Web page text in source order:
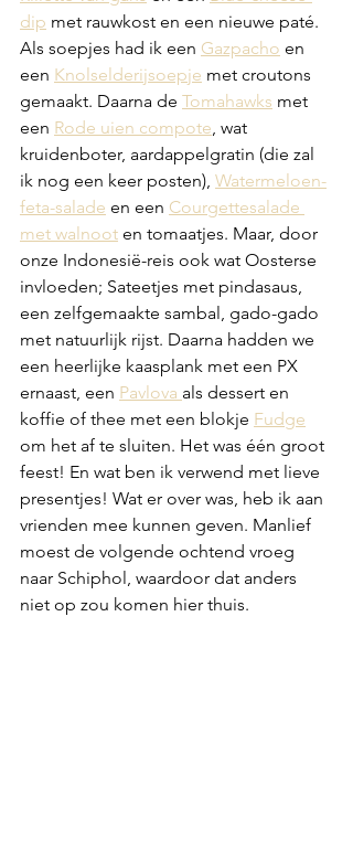
dip met rauwkost en een nieuwe paté.
Als soepjes had ik een Gazpacho en
een Knolselderijsoepje met croutons
gemaakt. Daarna de Tomahawks met
een Rode uien compote , wat
kruidenboter, aardappelgratin (die zal
ik nog een keer posten), Watermeloen-
feta-salade en een Courgettesalade
met walnoot en tomaatjes. Maar, door
onze Indonesië-reis ook wat Oosterse
invloeden; Sateetjes met pindasaus,
een zelfgemaakte sambal, gado-gado
met natuurlijk rijst. Daarna hadden we
een heerlijke kaasplank met een PX
ernaast, een Pavlova als dessert en
koffie of thee met een blokje Fudge
om het af te sluiten. Het was één groot
feest! En wat ben ik verwend met lieve
presentjes! Wat er over was, heb ik aan
vrienden mee kunnen geven. Manlief
moest de volgende ochtend vroeg
naar Schiphol, waardoor dat anders
niet op zou komen hier thuis.